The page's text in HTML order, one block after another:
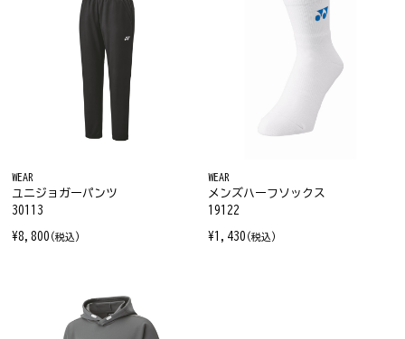
WEAR
ユニジョガーパンツ
30113
¥8,800 (税込)
WEAR
メンズハーフソックス
19122
¥1,430 (税込)